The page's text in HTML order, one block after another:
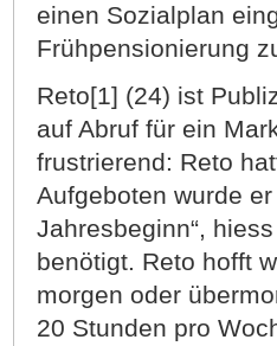
einen Sozialplan
Frühpensionierung
Reto[1] (24) ist
auf Abruf für ein
frustrierend: Reto
Aufgeboten wurde
Jahresbeginn“,
benötigt. Reto hofft
morgen oder
20 Stunden pro